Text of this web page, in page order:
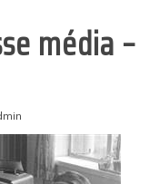
média –